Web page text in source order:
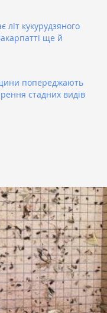
літ кукурудзяного
ще й
попереджають
стадних видів